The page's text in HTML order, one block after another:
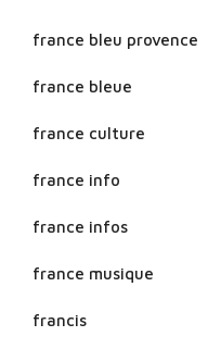
france bleu provence
france bleue
france culture
france info
france infos
france musique
francis